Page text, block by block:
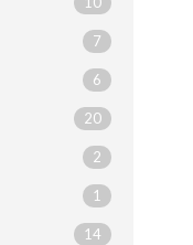
7
6
20
2
1
14